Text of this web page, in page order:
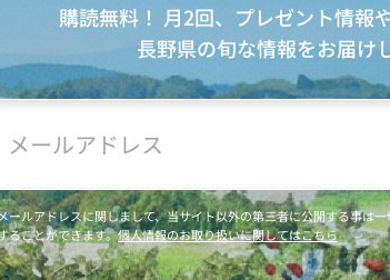
購読無料！ 月2回、プレゼント情報
長野県の旬な情報をお届け
ールアドレスに関しまして、当サイト以外の第三者に公開する事は
ることができます。個人情報のお取り扱いに関してはこちら